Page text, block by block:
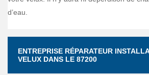
d’eau.
ENTREPRISE RÉPARATEUR
VELUX DANS LE 87200